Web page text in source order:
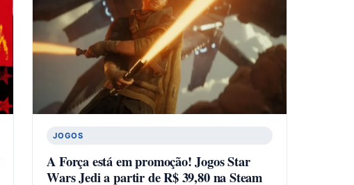
JOGOS
A Força está em promoção! Jogos Star
Wars Jedi a partir de R$ 39,80 na Steam